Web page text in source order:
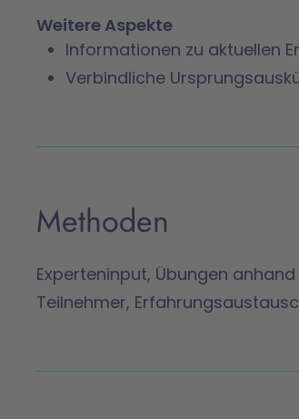
Weitere Aspekte
Informationen zu aktuellen
Verbindliche
Methoden
Experteninput, Übungen
Teilnehmer,